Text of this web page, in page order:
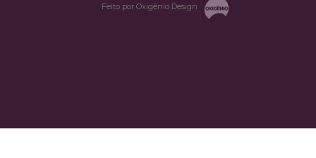
Feito por Oxigênio Design